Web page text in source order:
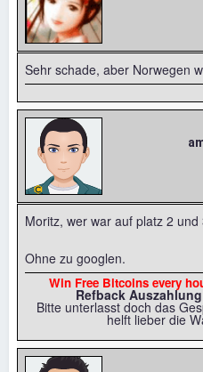
Sehr schade, aber Norwegen
Moritz, wer war auf platz 2
Ohne zu googlen.
Win Free Bitcoins every
Refback
Bitte unterlasst doch das
helft lieber die